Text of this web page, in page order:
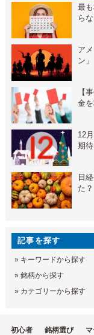
最
ら
ア
ン
【
金
12
期
日
た
記事を探す
» キーワードから探す
» 銘柄から探す
» カテゴリーから探す
初心者 銘柄選び